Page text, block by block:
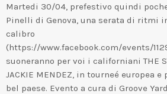
Martedi 30/04, prefestivo quindi
Pinelli di Genova, una serata di ritmi
calibro
(https://www.facebook.com/events/
suoneranno per voi i californiani THE
JACKIE MENDEZ, in tourneé europea
bel paese. Evento a cura di Groove